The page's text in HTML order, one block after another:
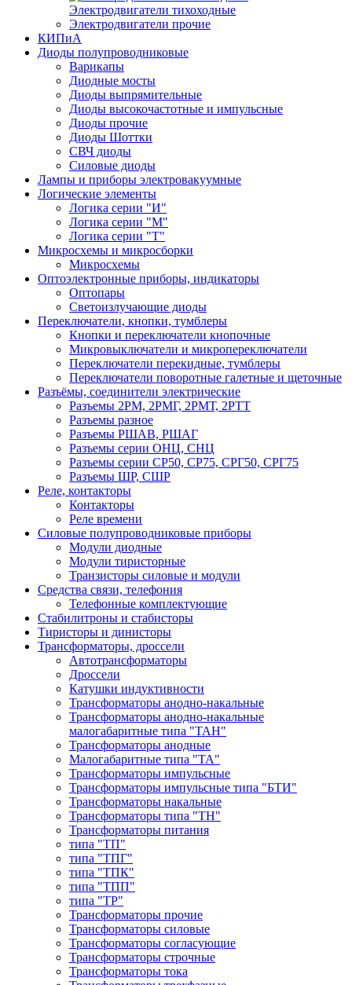
Электродвигатели тихоходные
Электродвигатели прочие
КИПиА
Диоды полупроводниковые
Варикапы
Диодные мосты
Диоды выпрямительные
Диоды высокочастотные и импульсные
Диоды прочие
Диоды Шоттки
СВЧ диоды
Силовые диоды
Лампы и приборы электровакуумные
Логические элементы
Логика серии "И"
Логика серии "М"
Логика серии "Т"
Микросхемы и микросборки
Микросхемы
Оптоэлектронные приборы, индикаторы
Оптопары
Светоизлучающие диоды
Переключатели, кнопки, тумблеры
Кнопки и переключатели кнопочные
Микровыключатели и микропереключатели
Переключатели перекидные, тумблеры
Переключатели поворотные галетные и щеточные
Разъёмы, соединители электрические
Разъемы 2РМ, 2РМГ, 2РМТ, 2РТТ
Разъемы разное
Разъемы РШАВ, РШАГ
Разъемы серии ОНЦ, СНЦ
Разъемы серии СР50, СР75, СРГ50, СРГ75
Разъемы ШР, СШР
Реле, контакторы
Контакторы
Реле времени
Силовые полупроводниковые приборы
Модули диодные
Модули тиристорные
Транзисторы силовые и модули
Средства связи, телефония
Телефонные комплектующие
Стабилитроны и стабисторы
Тиристоры и динисторы
Трансформаторы, дроссели
Автотрансформаторы
Дроссели
Катушки индуктивности
Трансформаторы анодно-накальные
Трансформаторы анодно-накальные
малогабаритные типа "ТАН"
Трансформаторы анодные
Малогабаритные типа "ТА"
Трансформаторы импульсные
Трансформаторы импульсные типа "БТИ"
Трансформаторы накальные
Трансформаторы типа "ТН"
Трансформаторы питания
типа "ТП"
типа "ТПГ"
типа "ТПК"
типа "ТПП"
типа "ТР"
Трансформаторы прочие
Трансформаторы силовые
Трансформаторы согласующие
Трансформаторы строчные
Трансформаторы тока